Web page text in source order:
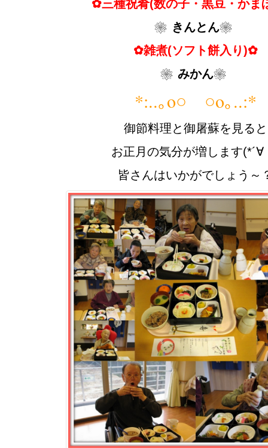
✿三種祝肴(数の子・黒豆・かま
❀きんとん❀
✿雑煮(ソフト餅入り)✿
❀みかん❀
*:..｡o○ ○o｡..:*
御節料理と御屠蘇を見ると
お正月の気分が増します(*´∀
皆さんはいかがでしょう～